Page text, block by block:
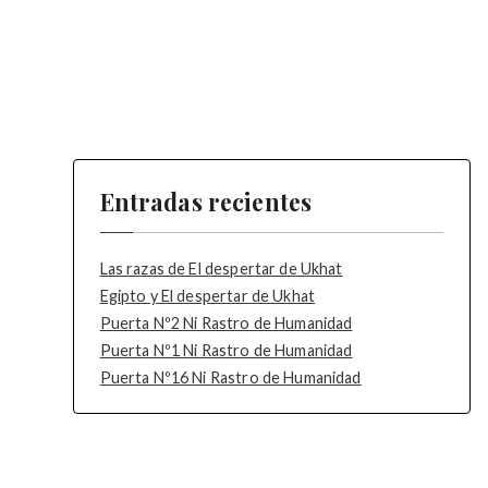
Entradas recientes
Las razas de El despertar de Ukhat
Egipto y El despertar de Ukhat
Puerta Nº2 Ni Rastro de Humanidad
Puerta Nº1 Ni Rastro de Humanidad
Puerta Nº16 Ni Rastro de Humanidad